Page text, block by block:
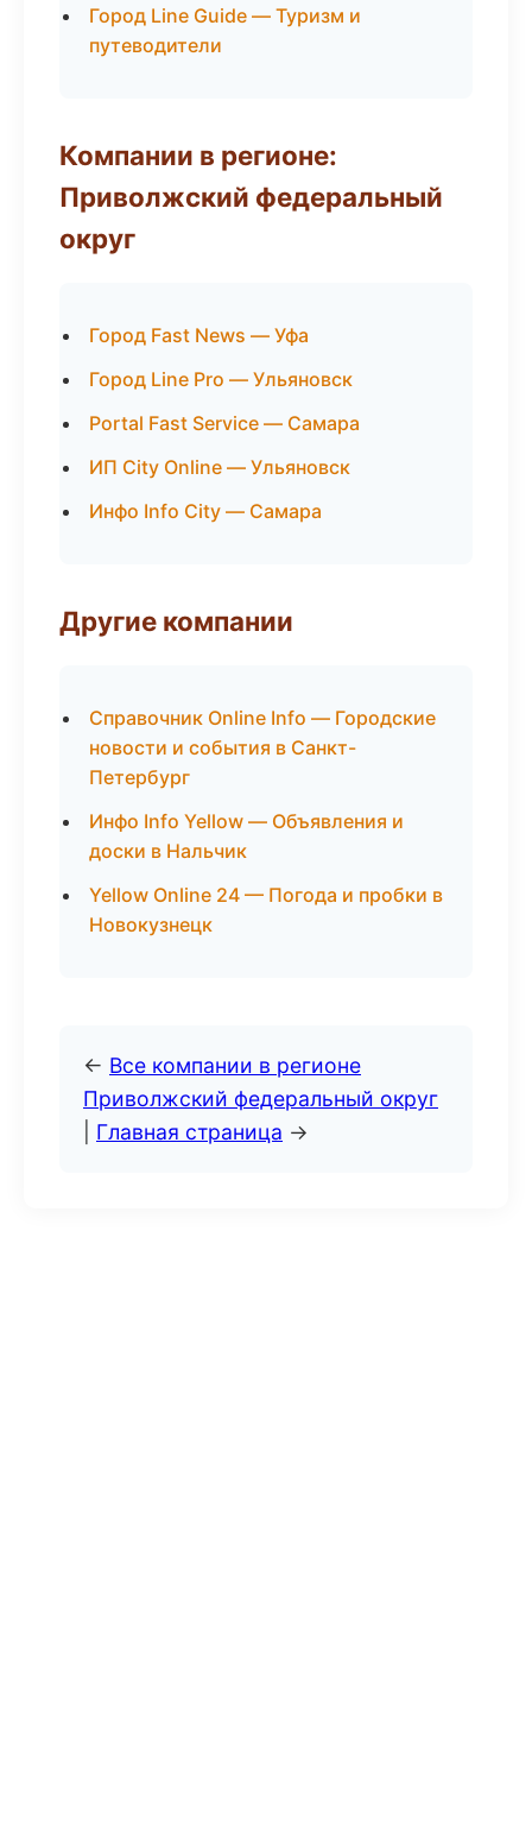
Город Line Guide — Туризм и
путеводители
Компании в регионе:
Приволжский федеральный
округ
Город Fast News — Уфа
Город Line Pro — Ульяновск
Portal Fast Service — Самара
ИП City Online — Ульяновск
Инфо Info City — Самара
Другие компании
Справочник Online Info — Городские
новости и события в Санкт-
Петербург
Инфо Info Yellow — Объявления и
доски в Нальчик
Yellow Online 24 — Погода и пробки в
Новокузнецк
← Все компании в регионе
Приволжский федеральный округ
Главная страница →